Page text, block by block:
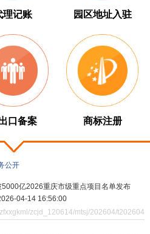
理记账 园区地址入驻
口备案 商标注册
公开
亿2026重庆市级重点项目名单发布
04-14 16:56:00
zcjd_120614/mtsj/202604/